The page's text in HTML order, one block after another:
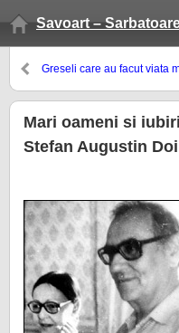
Savoart –
Greseli care au facut viata
Mari oameni si
Stefan Augustin